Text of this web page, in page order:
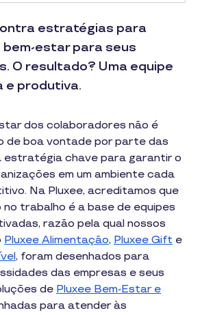
estratégias para
estar para seus
O resultado? Uma equipe
e produtiva.
dos colaboradores não é
de boa vontade por parte das
estratégia chave para garantir o
em um ambiente cada
Na Pluxee, acreditamos que
no trabalho é a base de equipes
razão pela qual nossos
Pluxee Alimentação, Pluxee Gift e
, foram desenhados para
das empresas e seus
de Pluxee Bem-Estar e
para atender às